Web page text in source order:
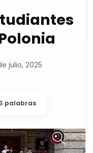
julio, 2025
palabras